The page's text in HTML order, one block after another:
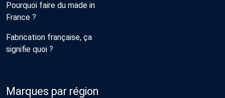
Pourquoi faire du made in
France ?
Fabrication française, ça
signifie quoi ?
Marques par région